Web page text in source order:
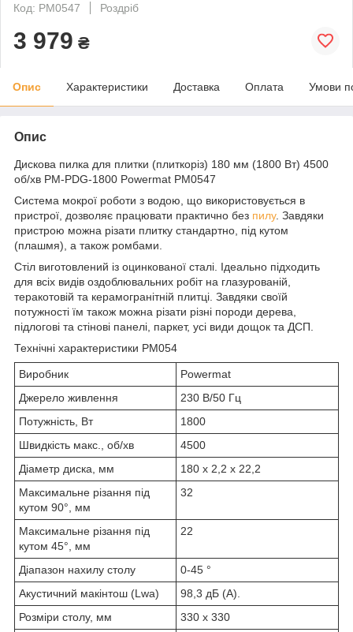
Код: PM0547
Роздріб
3 979 ₴
Опис Характеристики Доставка Оплата Умови
Опис
Дискова пилка для плитки (плиткоріз) 180 мм (1800 Вт) 4500
об/хв PM-PDG-1800 Powermat PM0547
Система мокрої роботи з водою, що використовується в
пристрої, дозволяє працювати практично без пилу. Завдяки
пристрою можна різати плитку стандартно, під кутом
(плашмя), а також ромбами.
Стіл виготовлений із оцинкованої сталі. Ідеально підходить
для всіх видів оздоблювальних робіт на глазурованій,
теракотовій та керамогранітній плитці. Завдяки своїй
потужності їм також можна різати різні породи дерева,
підлогові та стінові панелі, паркет, усі види дощок та ДСП.
Технічні характеристики PM054
Виробник
Powermat
Джерело живлення
230 В/50 Гц
Потужність, Вт
1800
Швидкість макс., об/хв
4500
Діаметр диска, мм
180 х 2,2 х 22,2
Максимальне різання під
кутом 90°, мм
32
Максимальне різання під
кутом 45°, мм
22
Діапазон нахилу столу
0-45 °
Акустичний макінтош (Lwa)
98,3 дБ (А).
Розміри столу, мм
330 х 330